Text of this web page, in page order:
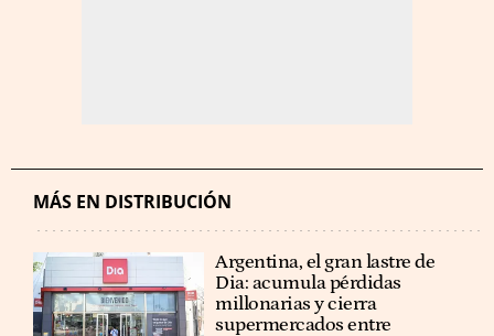
MÁS EN DISTRIBUCIÓN
Argentina, el gran lastre de
Dia: acumula pérdidas
millonarias y cierra
supermercados entre